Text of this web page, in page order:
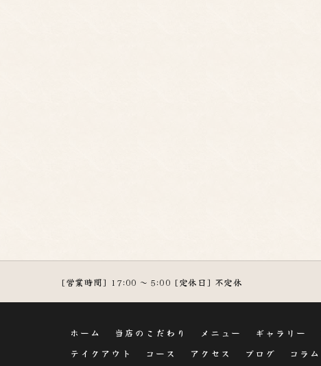
[営業時間] 17:00 ～ 5:00 [定休日] 不定休
ホーム 当店のこだわり メニュー ギャラリー
テイクアウト
コース アクセス ブログ コラム